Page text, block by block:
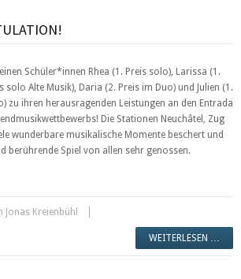
Schüler*innen Rhea (1. Preis solo), Larissa (1.
solo Alte Musik), Daria (2. Preis im Duo) und Julien (1.
zu ihren herausragenden Leistungen an den Entrada
Die Stationen Neuchâtel, Zug
wunderbare musikalische Momente beschert und
berührende Spiel von allen sehr genossen.
Kreienbühl
WEITERLESEN …